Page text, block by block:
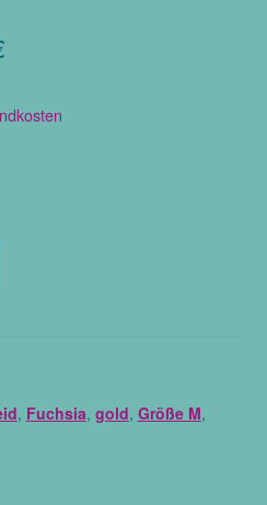
Aktueller
ist:
, Fuchsia, gold, Größe M,